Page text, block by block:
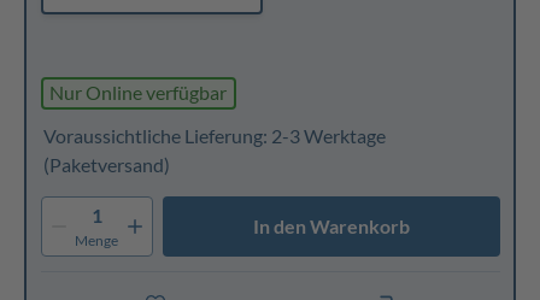
Nur Online verfügbar
Voraussichtliche Lieferung: 2-3 Werktage
(Paketversand)
1
Menge
In den Warenkorb